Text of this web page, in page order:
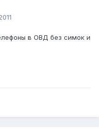
в ОВД без симок и